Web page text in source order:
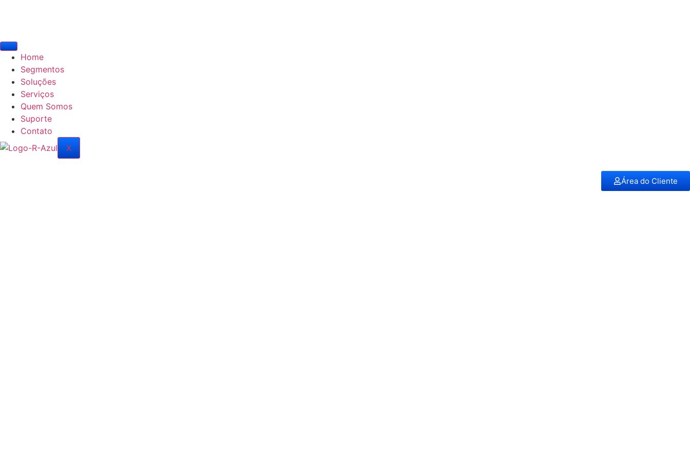
Home
Segmentos
Soluções
Serviços
Quem Somos
Suporte
Contato
X
Área do Cliente